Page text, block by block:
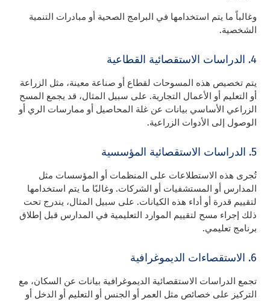
وغالباً ما يتم استخدامها في البرامج الصحية أو مبادرات التنمية
الشخصية.
4. الدراسات الاستقصائية القطاعية
يتم تخصيص هذه المسوحات لقطاع أو صناعة معينة، مثل الزراعة
أو التعليم أو الأعمال التجارية. على سبيل المثال، قد يجمع المسح
الزراعي الأساسي بيانات عن غلة المحاصيل أو ممارسات الري أو
الوصول إلى الأدوات الزراعية.
5. الدراسات الاستقصائية المؤسسية
تُجرى هذه الاستطلاعات على المنظمات أو المؤسسات مثل
المدارس أو المستشفيات أو الشركات. وغالبًا ما يتم استخدامها
لتقييم قدرة أو أداء هذه الكيانات. على سبيل المثال، يندرج تحت
ذلك إجراء مسح لتقييم الموارد التعليمية في المدارس قبل إطلاق
برنامج تعليمي.
6. الاستقصاءات الديموغرافية
تجمع الدراسات الاستقصائية الديموغرافية بيانات عن السكان، مع
التركيز على خصائص مثل العمر أو الجنس أو التعليم أو الدخل أو